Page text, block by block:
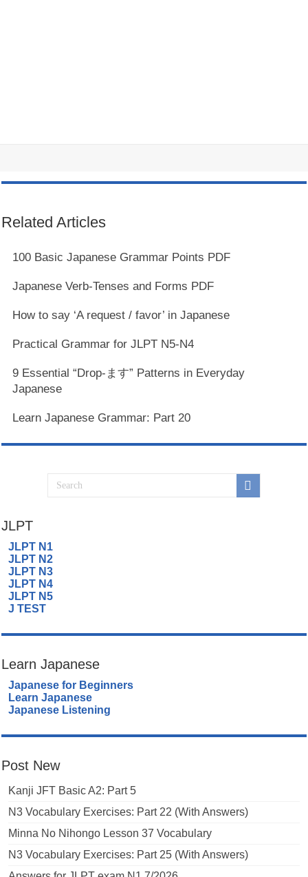
Related Articles
100 Basic Japanese Grammar Points PDF
Japanese Verb-Tenses and Forms PDF
How to say ‘A request / favor’ in Japanese
Practical Grammar for JLPT N5-N4
9 Essential “Drop-ます” Patterns in Everyday
Japanese
Learn Japanese Grammar: Part 20
JLPT
JLPT N1
JLPT N2
JLPT N3
JLPT N4
JLPT N5
J TEST
Learn Japanese
Japanese for Beginners
Learn Japanese
Japanese Listening
Post New
Kanji JFT Basic A2: Part 5
N3 Vocabulary Exercises: Part 22 (With Answers)
Minna No Nihongo Lesson 37 Vocabulary
N3 Vocabulary Exercises: Part 25 (With Answers)